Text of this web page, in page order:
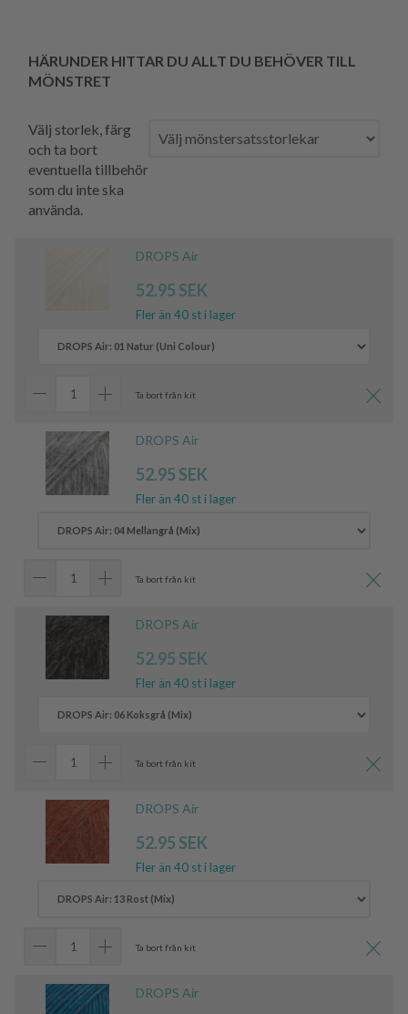
HÄRUNDER HITTAR DU ALLT DU BEHÖVER TILL
MÖNSTRET
Välj storlek, färg
och ta bort
eventuella tillbehör
som du inte ska
använda.
DROPS Air
52.95 SEK
Fler än 40 st i lager
Ta bort från kit
DROPS Air
52.95 SEK
Fler än 40 st i lager
Ta bort från kit
DROPS Air
52.95 SEK
Fler än 40 st i lager
Ta bort från kit
DROPS Air
52.95 SEK
Fler än 40 st i lager
Ta bort från kit
DROPS Air